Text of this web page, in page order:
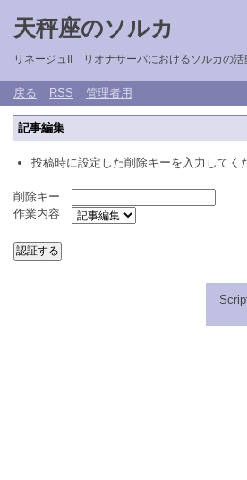
天秤座のソルカ
リネージュII リオナサーバにおけるソルカの活
戻る RSS 管理者用
記事編集
投稿時に設定した削除キーを入力してく
削除キー
作業内容